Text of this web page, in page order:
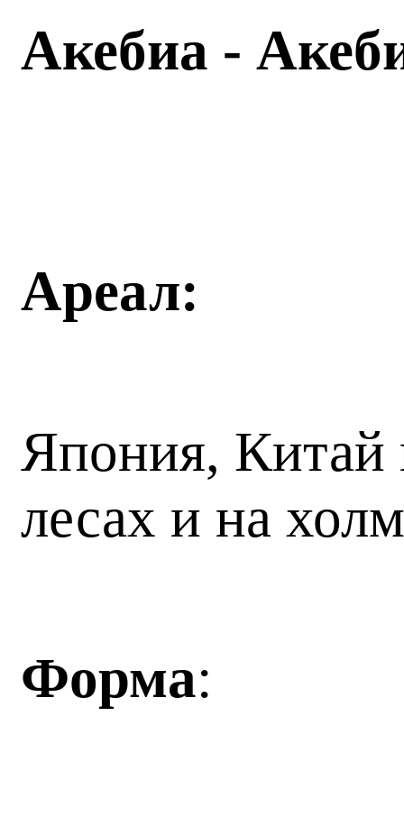
Акебиа -
Ареал:
Япония, Китай
лесах и на
Форма: